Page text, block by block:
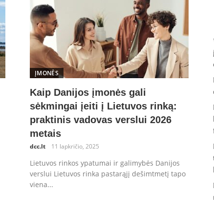
ĮMONĖS
Kaip Danijos įmonės gali
sėkmingai įeiti į Lietuvos rinką:
praktinis vadovas verslui 2026
metais
dcc.lt 11 lapkričio, 2025
Lietuvos rinkos ypatumai ir galimybės Danijos
verslui Lietuvos rinka pastarąjį dešimtmetį tapo
viena...